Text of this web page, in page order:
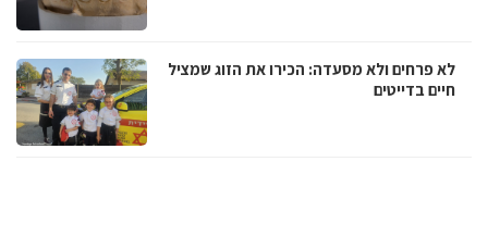
לא פרחים ולא מסעדה: הכירו את הזוג שמציל
חיים בדייטים